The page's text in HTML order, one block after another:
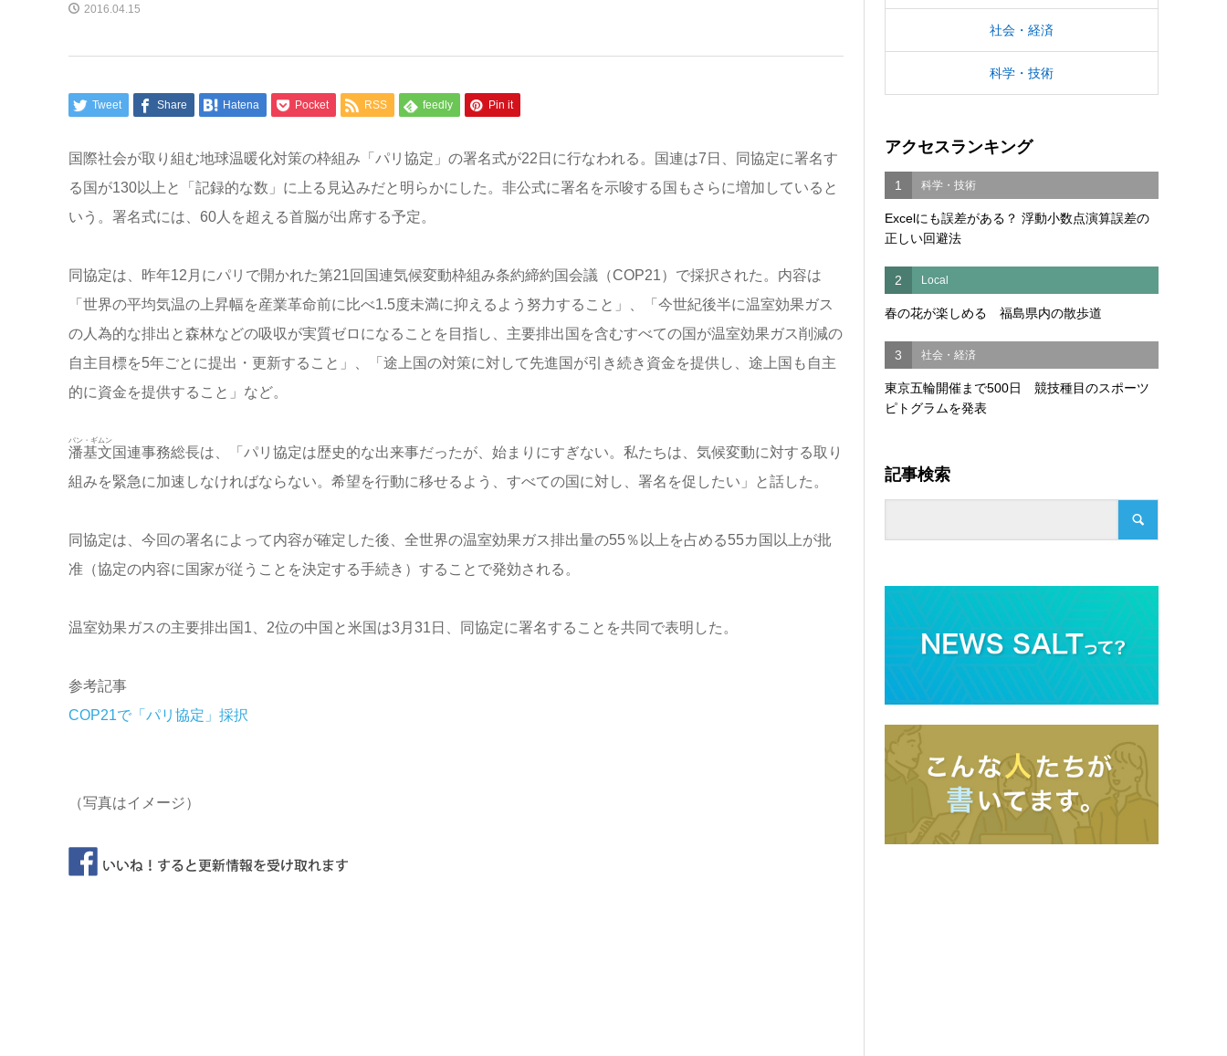
2016.04.15
Tweet Share Hatena Pocket RSS feedly Pin it
国際社会が取り組む地球温暖化対策の枠組み「パリ協定」の署名式が22日に行なわれる。国連は7日、同協定に署名す
る国が130以上と「記録的な数」に上る見込みだと明らかにした。非公式に署名を示唆する国もさらに増加していると
いう。署名式には、60人を超える首脳が出席する予定。
同協定は、昨年12月にパリで開かれた第21回国連気候変動枠組み条約締約国会議（COP21）で採択された。内容は
「世界の平均気温の上昇幅を産業革命前に比べ1.5度未満に抑えるよう努力すること」、「今世紀後半に温室効果ガス
の人為的な排出と森林などの吸収が実質ゼロになることを目指し、主要排出国を含むすべての国が温室効果ガス削減の
自主目標を5年ごとに提出・更新すること」、「途上国の対策に対して先進国が引き続き資金を提供し、途上国も自主
的に資金を提供すること」など。
潘基文
パン・ギムン
国連事務総長は、「パリ協定は歴史的な出来事だったが、始まりにすぎない。私たちは、気候変動に対する取り
組みを緊急に加速しなければならない。希望を行動に移せるよう、すべての国に対し、署名を促したい」と話した。
同協定は、今回の署名によって内容が確定した後、全世界の温室効果ガス排出量の55％以上を占める55カ国以上が批
准（協定の内容に国家が従うことを決定する手続き）することで発効される。
温室効果ガスの主要排出国1、2位の中国と米国は3月31日、同協定に署名することを共同で表明した。
参考記事
COP21で「パリ協定」採択
（写真はイメージ）
社会・経済
科学・技術
アクセスランキング
1 科学・技術
Excelにも誤差がある？ 浮動小数点演算誤差の
正しい回避法
2 Local
春の花が楽しめる 福島県内の散歩道
3 社会・経済
東京五輪開催まで500日 競技種目のスポーツ
ピトグラムを発表
記事検索